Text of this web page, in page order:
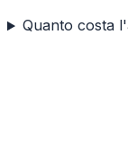
Quanto costa